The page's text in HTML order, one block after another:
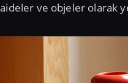
ve objeler olarak